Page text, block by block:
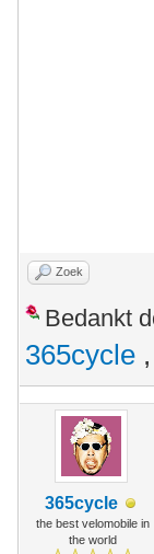
Zoek
Bedankt
365cycle ,
365cycle
the best velomobile in
the world